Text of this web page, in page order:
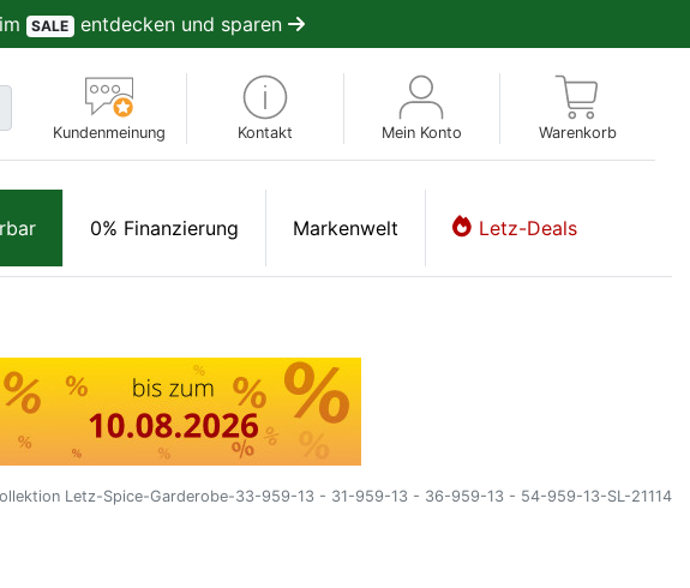
SALE entdecken und sparen
Kundenmeinung Kontakt Mein Konto Warenkorb
0% Finanzierung Markenwelt Letz-Deals
Letz-Spice-Garderobe-33-959-13 - 31-959-13 - 36-959-13 - 54-959-13-SL-21114